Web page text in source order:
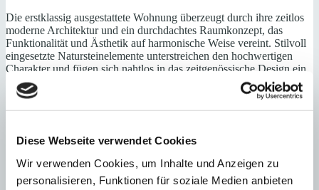
Diese Webseite verwendet Cookies
Wir verwenden Cookies, um Inhalte und Anzeigen zu
personalisieren, Funktionen für soziale Medien anbieten
Die erstklassig ausgestattete Wohnung überzeugt durch ihre zeitlos
moderne Architektur und ein durchdachtes Raumkonzept, das
Funktionalität und Ästhetik auf harmonische Weise vereint. Stilvoll
eingesetzte Natursteinelemente unterstreichen den hochwertigen
Charakter und fügen sich nahtlos in das zeitgenössische Design ein,
wodurch eine warme und authentische Wohnatmosphäre entsteht.
eine Fußbodenheizung sowie eine Klimaanlage. Ergänzt wird das
Angebot durch einen überdachten Stellplatz und einen separaten
Abstellraum, die das hochwertige Gesamtbild dieser Immobilie
abrunden.